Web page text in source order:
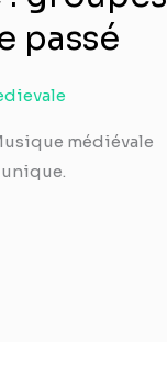
passé
médiévale